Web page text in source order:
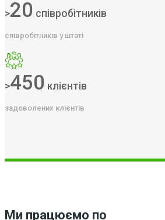
>20 співробітників
співробітників у штаті
>450 клієнтів
задоволених клієнтів
Ми працюємо по